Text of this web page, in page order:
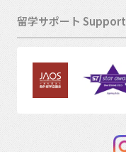
留学サポート Support